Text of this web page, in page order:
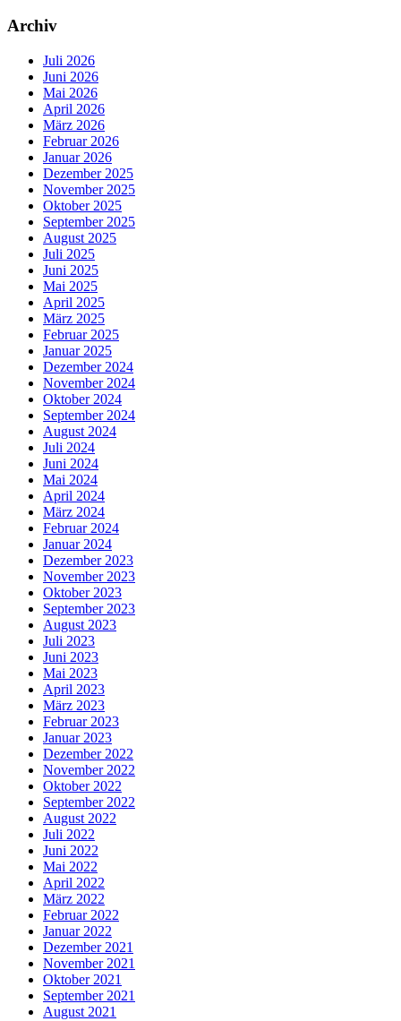
Archiv
Juli 2026
Juni 2026
Mai 2026
April 2026
März 2026
Februar 2026
Januar 2026
Dezember 2025
November 2025
Oktober 2025
September 2025
August 2025
Juli 2025
Juni 2025
Mai 2025
April 2025
März 2025
Februar 2025
Januar 2025
Dezember 2024
November 2024
Oktober 2024
September 2024
August 2024
Juli 2024
Juni 2024
Mai 2024
April 2024
März 2024
Februar 2024
Januar 2024
Dezember 2023
November 2023
Oktober 2023
September 2023
August 2023
Juli 2023
Juni 2023
Mai 2023
April 2023
März 2023
Februar 2023
Januar 2023
Dezember 2022
November 2022
Oktober 2022
September 2022
August 2022
Juli 2022
Juni 2022
Mai 2022
April 2022
März 2022
Februar 2022
Januar 2022
Dezember 2021
November 2021
Oktober 2021
September 2021
August 2021